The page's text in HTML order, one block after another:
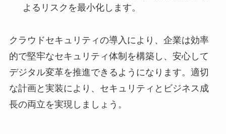
よるリスクを最小化します。
クラウドセキュリティの導入により、企業は効率
的で堅牢なセキュリティ体制を構築し、安心して
デジタル変革を推進できるようになります。適切
な計画と実装により、セキュリティとビジネス成
長の両立を実現しましょう。